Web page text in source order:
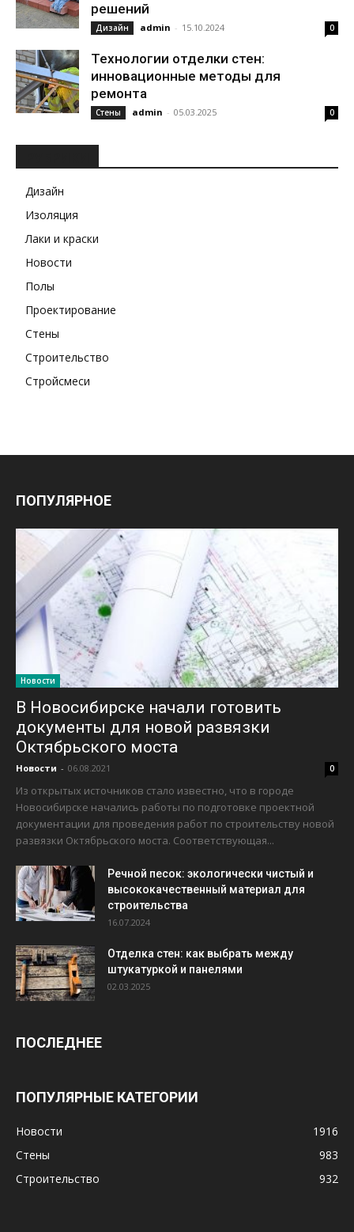
решений
Дизайн admin - 15.10.2024 0
Технологии отделки стен:
инновационные методы для
ремонта
Стены admin - 05.03.2025 0
Дизайн
Изоляция
Лаки и краски
Новости
Полы
Проектирование
Стены
Строительство
Стройсмеси
ПОПУЛЯРНОЕ
Новости
В Новосибирске начали готовить
документы для новой развязки
Октябрьского моста
Новости - 06.08.2021 0
Из открытых источников стало известно, что в городе
Новосибирске начались работы по подготовке проектной
документации для проведения работ по строительству новой
развязки Октябрьского моста. Соответствующая...
Речной песок: экологически чистый и
высококачественный материал для
строительства
16.07.2024
Отделка стен: как выбрать между
штукатуркой и панелями
02.03.2025
ПОСЛЕДНЕЕ
ПОПУЛЯРНЫЕ КАТЕГОРИИ
Новости
1916
Стены
983
Строительство
932